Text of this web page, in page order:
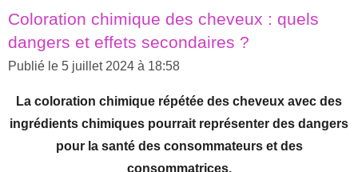
Coloration chimique des cheveux : quels
dangers et effets secondaires ?
Publié le 5 juillet 2024 à 18:58
La coloration chimique répétée des cheveux avec des
ingrédients chimiques pourrait représenter des dangers
pour la santé des consommateurs et des
consommatrices.